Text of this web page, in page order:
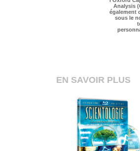
Analysis
également
sous le
EN SAVOIR PLUS